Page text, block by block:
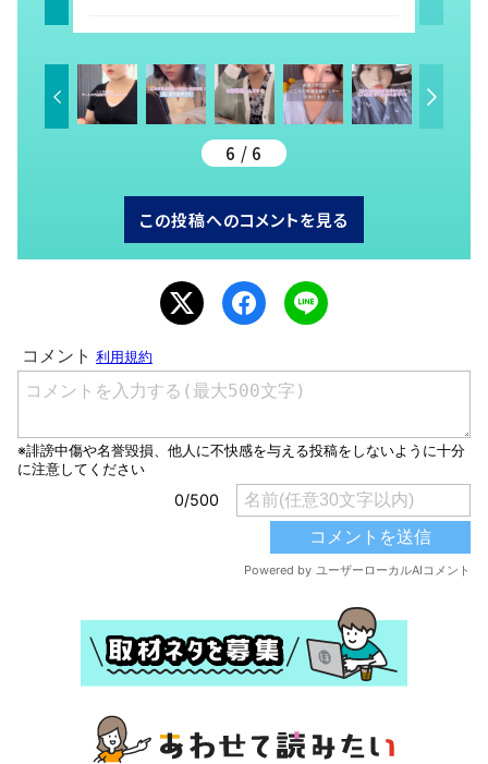
者』を変えるた
め、発信を続け
る母と娘に迫
る
6 / 6
この投稿へのコメントを見る